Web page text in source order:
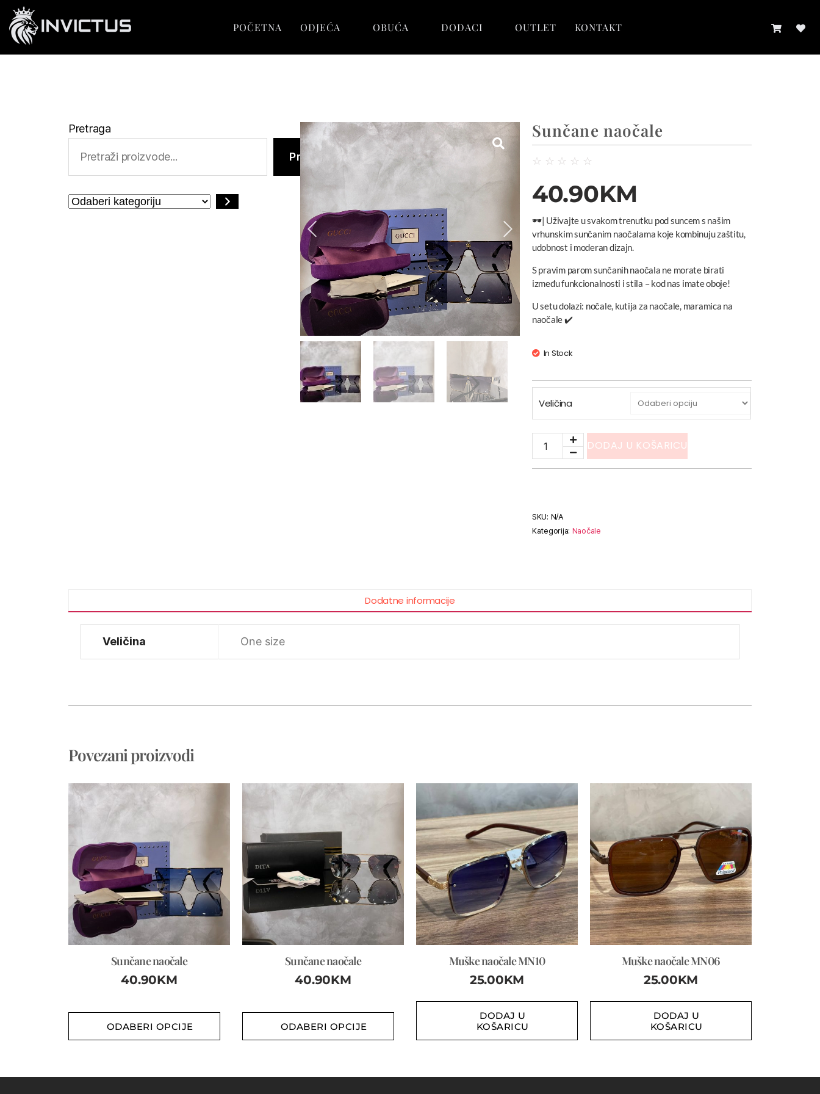
POČETNA ODJEĆA OBUĆA DODACI OUTLET KONTAKT
Pretraga
Pretraga
Sunčane naočale
☆ ☆ ☆ ☆ ☆
40.90KM
🕶️| Uživajte u svakom trenutku pod suncem s našim
vrhunskim sunčanim naočalama koje kombinuju zaštitu,
udobnost i moderan dizajn.
S pravim parom sunčanih naočala ne morate birati
između funkcionalnosti i stila – kod nas imate oboje!
U setu dolazi: nočale, kutija za naočale, maramica na
naočale ✔️
In Stock
Veličina
DODAJ U KOŠARICU
SKU: N/A
Kategorija: Naočale
Dodatne informacije
Veličina One size
Povezani proizvodi
Sunčane naočale
40.90KM
ODABERI OPCIJE
Sunčane naočale
40.90KM
ODABERI OPCIJE
Muške naočale MN10
25.00KM
DODAJ U
KOŠARICU
Muške naočale MN06
25.00KM
DODAJ U
KOŠARICU